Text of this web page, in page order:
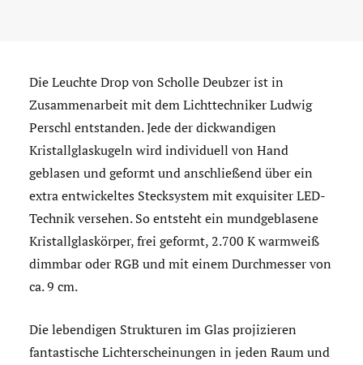
Die Leuchte Drop von Scholle Deubzer ist in
Zusammenarbeit mit dem Lichttechniker Ludwig
Perschl entstanden. Jede der dickwandigen
Kristallglaskugeln wird individuell von Hand
geblasen und geformt und anschließend über ein
extra entwickeltes Stecksystem mit exquisiter LED-
Technik versehen. So entsteht ein mundgeblasene
Kristallglaskörper, frei geformt, 2.700 K warmweiß
dimmbar oder RGB und mit einem Durchmesser von
ca. 9 cm.
Die lebendigen Strukturen im Glas projizieren
fantastische Lichterscheinungen in jeden Raum und